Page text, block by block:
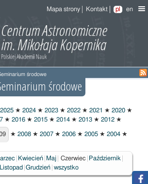
Mapa strony Kontakt pl en
środowe
środowe
2025 ★ 2024 ★ 2023 ★ 2022 ★ 2021 ★ 2020 ★
★ 2016 ★ 2015 ★ 2014 ★ 2013 ★ 2012 ★
★ 2008 ★ 2007 ★ 2006 ★ 2005 ★ 2004 ★
Kwiecień Maj Wybrane
Czerwiec
Październik
Listopad Grudzień wszystko